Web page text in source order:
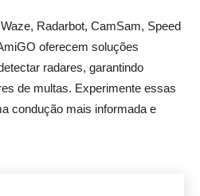
Radarbot, CamSam, Speed
oferecem soluções
radares, garantindo
de multas. Experimente essas
condução mais informada e